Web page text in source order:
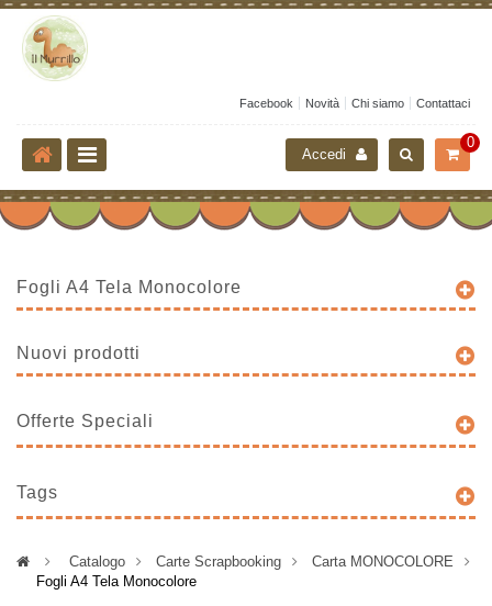
Facebook Novità Chi siamo Contattaci
0
Accedi
Fogli A4 Tela Monocolore
Nuovi prodotti
Offerte Speciali
Tags
> Catalogo > Carte Scrapbooking >
Carta MONOCOLORE
Fogli A4 Tela Monocolore